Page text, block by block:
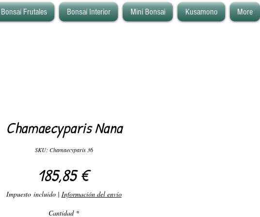
Bonsai Frutales Bonsai Interior Mini Bonsai Kusamono More
Chamaecyparis Nana
SKU: Chamaecyparis 36
185,85 €Precio
Impuesto incluido| Información del envío
Cantidad *